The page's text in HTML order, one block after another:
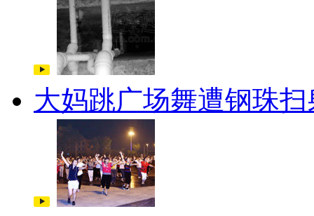
大妈跳广场舞遭钢珠扫